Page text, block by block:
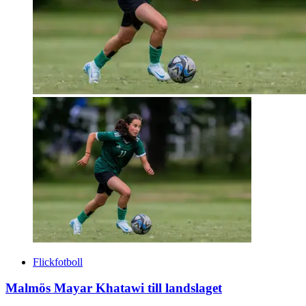
Flickfotboll
Malmös Mayar Khatawi till landslaget